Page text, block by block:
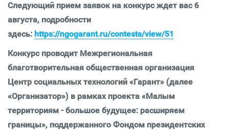
Следующий прием заявок на конкурс ждет вас 6
августа, подробности
здесь: https://ngogarant.ru/contests/view/51
Конкурс проводит Межрегиональная
благотворительная общественная организация
Центр социальных технологий «Гарант» (далее
«Организатор») в рамках проекта «Малым
территориям - большое будущее: расширяем
границы», поддержанного Фондом президентских